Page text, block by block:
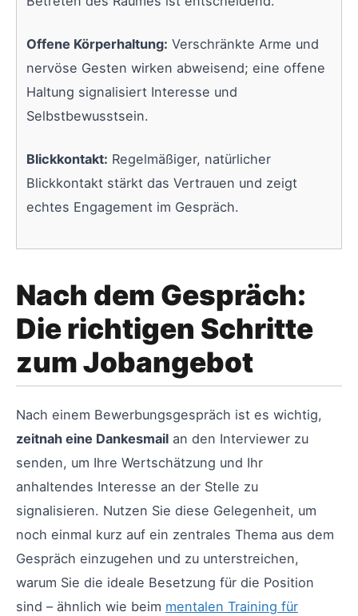
Offene Körperhaltung: Verschränkte Arme und
nervöse Gesten wirken abweisend; eine offene
Haltung signalisiert Interesse und
Selbstbewusstsein.
Blickkontakt: Regelmäßiger, natürlicher
Blickkontakt stärkt das Vertrauen und zeigt
echtes Engagement im Gespräch.
Nach dem Gespräch:
Die richtigen Schritte
zum Jobangebot
Nach einem Bewerbungsgespräch ist es wichtig,
zeitnah eine Dankesmail an den Interviewer zu
senden, um Ihre Wertschätzung und Ihr
anhaltendes Interesse an der Stelle zu
signalisieren. Nutzen Sie diese Gelegenheit, um
noch einmal kurz auf ein zentrales Thema aus dem
Gespräch einzugehen und zu unterstreichen,
warum Sie die ideale Besetzung für die Position
sind – ähnlich wie beim mentalen Training für